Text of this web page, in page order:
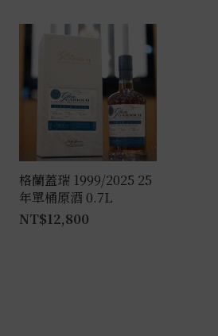
格蘭蓋瑞 1999/2025 25
年單桶原酒 0.7L
NT$12,800